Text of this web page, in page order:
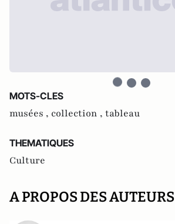
MOTS-CLES
musées , collection , tableau
THEMATIQUES
Culture
A PROPOS DES AUTEURS